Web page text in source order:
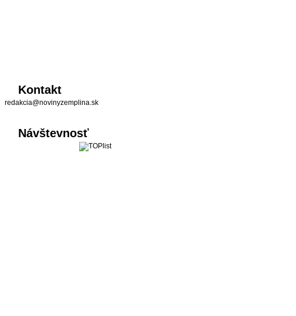
Kontakt
redakcia@novinyzemplina.sk
Návštevnosť